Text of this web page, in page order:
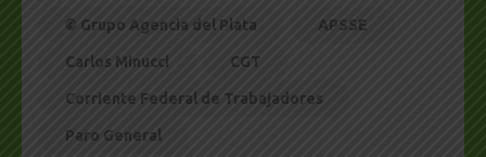
© Grupo Agencia del Plata APSSE
Carlos Minucci CGT
Corriente Federal de Trabajadores
Paro General